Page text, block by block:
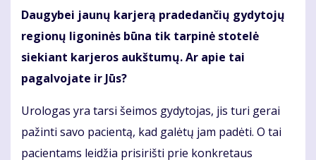
Daugybei jaunų karjerą pradedančių gydytojų
regionų ligoninės būna tik tarpinė stotelė
siekiant karjeros aukštumų. Ar apie tai
pagalvojate ir Jūs?
Urologas yra tarsi šeimos gydytojas, jis turi gerai
pažinti savo pacientą, kad galėtų jam padėti. O tai
pacientams leidžia prisirišti prie konkretaus